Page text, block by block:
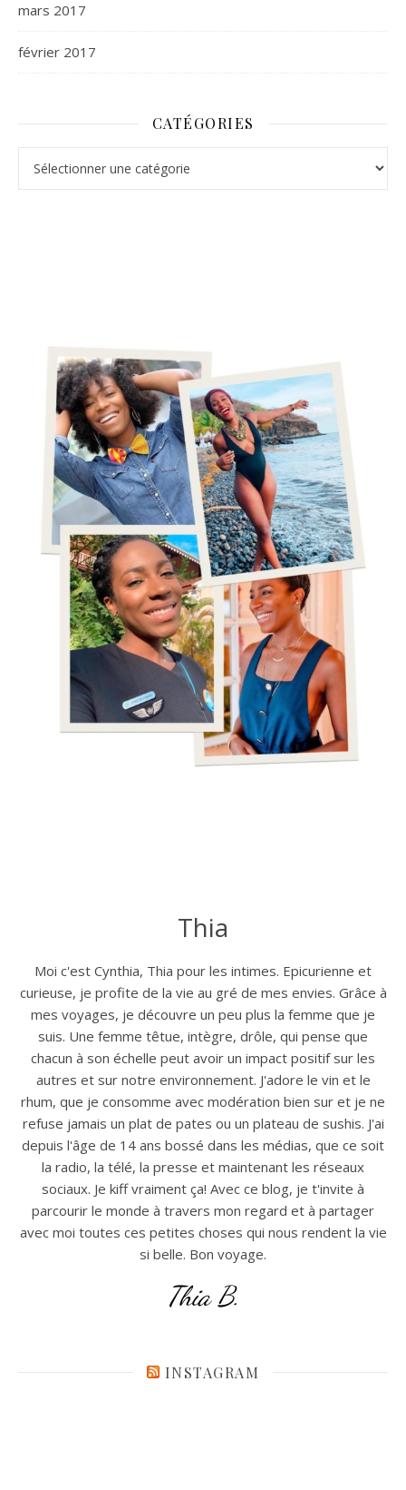
mars 2017
février 2017
CATÉGORIES
Thia
Moi c'est Cynthia, Thia pour les intimes. Epicurienne et
curieuse, je profite de la vie au gré de mes envies. Grâce à
mes voyages, je découvre un peu plus la femme que je
suis. Une femme têtue, intègre, drôle, qui pense que
chacun à son échelle peut avoir un impact positif sur les
autres et sur notre environnement. J'adore le vin et le
rhum, que je consomme avec modération bien sur et je ne
refuse jamais un plat de pates ou un plateau de sushis. J'ai
depuis l'âge de 14 ans bossé dans les médias, que ce soit
la radio, la télé, la presse et maintenant les réseaux
sociaux. Je kiff vraiment ça! Avec ce blog, je t'invite à
parcourir le monde à travers mon regard et à partager
avec moi toutes ces petites choses qui nous rendent la vie
si belle. Bon voyage.
Thia B.
INSTAGRAM